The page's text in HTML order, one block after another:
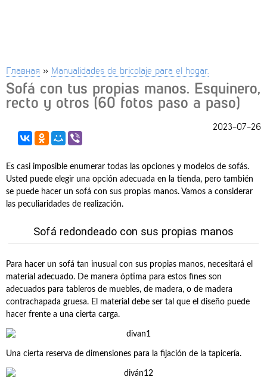
Главная » Manualidades de bricolaje para el hogar.
Sofá con tus propias manos. Esquinero,
recto y otros (60 fotos paso a paso)
2023-07-26
Es casi imposible enumerar todas las opciones y modelos de sofás.
Usted puede elegir una opción adecuada en la tienda, pero también
se puede hacer un sofá con sus propias manos. Vamos a considerar
las peculiaridades de realización.
Sofá redondeado con sus propias manos
Para hacer un sofá tan inusual con sus propias manos, necesitará el
material adecuado. De manera óptima para estos fines son
adecuados para tableros de muebles, de madera, o de madera
contrachapada gruesa. El material debe ser tal que el diseño puede
hacer frente a una cierta carga.
Una cierta reserva de dimensiones para la fijación de la tapicería.